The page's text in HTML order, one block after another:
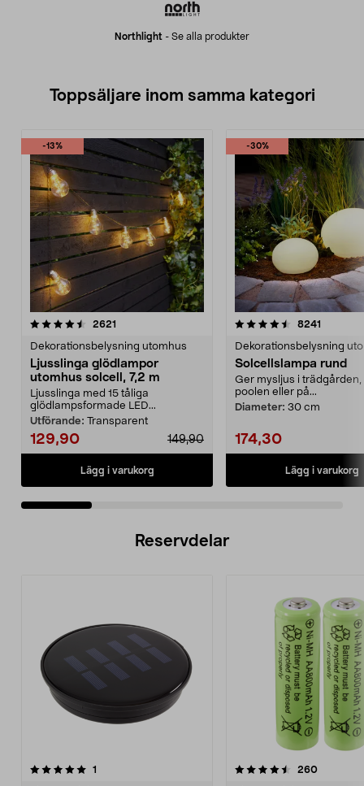
Northlight - Se alla produkter
Toppsäljare inom samma kategori
-13%
2621
Dekorationsbelysning utomhus
Ljusslinga glödlampor
utomhus solcell, 7,2 m
Ljusslinga med 15 tåliga
glödlampsformade LED...
Utförande: Transparent
129,90 149,90
Lägg i varukorg
-30%
4.5 av 5 stjärnor 8241
Dekorationsbelysning
Solcellslampa rund
Ger mysljus i trädgården,
poolen eller på...
Diameter: 30 cm
174,30
Lägg i varukorg
4.5 av 5 stjärnor
Reservdelar
1
4.5av 5 stjärnor 260
4.5av 5 stjärnor